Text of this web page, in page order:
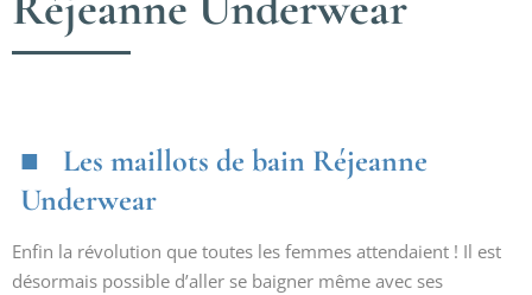
Les maillots de bain Réjeanne
Underwear
Enfin la révolution que toutes les femmes attendaient ! Il est
désormais possible d’aller se baigner même avec ses